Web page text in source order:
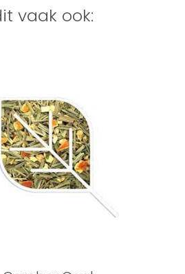
vaak ook: